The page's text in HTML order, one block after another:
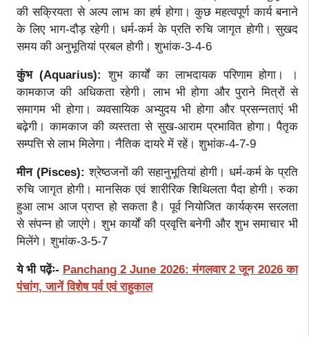
की सक्रियता से अल्प लाभ का हर्ष होगा। कुछ महत्वपूर्ण कार्य बनाने
के लिए भाग-दौड़ रहेगी। धर्म-कर्म के प्रति रुचि जागृत होगी। सुखद
समय की अनुभूतियां प्रबल होगी। शुभांक-3-4-6
कुंभ (Aquarius):शुभ कार्यों का लाभदायक परिणाम होगा। ।
कामकाज की अधिकता रहेगी। लाभ भी होगा और पुराने मित्रों से
समागम भी होगा। व्यवसायिक अभ्युदय भी होगा और प्रसन्नताएं भी
बढ़ेगी। कामकाज की व्यस्तता से सुख-आराम प्रभावित होगा। पैतृक
सम्पत्ति से लाभ मिलेगा। नैतिक दायरे में रहें। शुभांक-4-7-9
मीन (Pisces): श्रेष्ठजनों की सहानुभूतियां होगी। धर्म-कर्म के प्रति
रुचि जागृत होगी। मानसिक एवं शारीरिक शिथिलता पैदा होगी। रुका
हुआ लाभ आज प्राप्त हो सकता है। पूर्व नियोजित कार्यक्रम सरलता
से संपन्न हो जाएंगे। शुभ कार्यों की प्रवृत्ति बनेगी और शुभ समाचार भी
मिलेंगे। शुभांक-3-5-7
ये भी पढ़ेंः- Panchang 2 June 2026: मंगलवार 2 जून 2026 का
पंचांग, जानें विशेष पर्व एवं राहुकाल